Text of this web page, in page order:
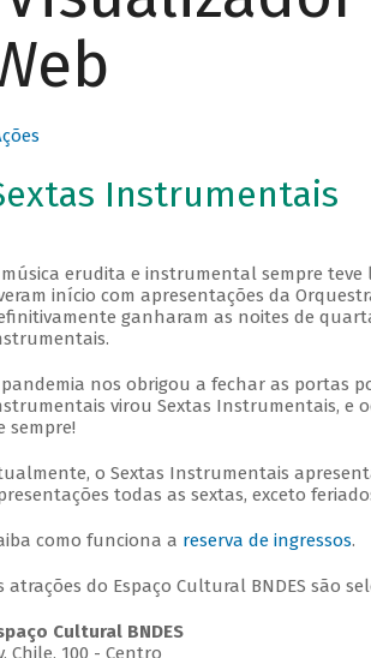
Instrumentais
erudita e instrumental sempre teve
início com apresentações da
ganharam as noites de
nos obrigou a fechar as portas
virou Sextas Instrumentais, e
sempre!
o Sextas Instrumentais
todas as sextas, exceto
como funciona a reserva de ingressos.
atrações do Espaço Cultural BNDES são
Cultural BNDES